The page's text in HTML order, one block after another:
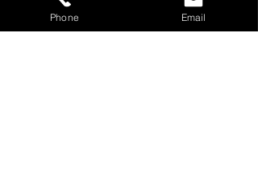
Phone Email